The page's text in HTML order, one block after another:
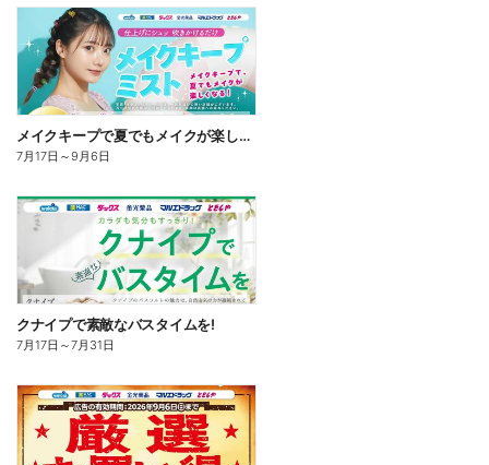
メイクキープで夏でもメイクが楽しくなる!
7月17日 ～9月6日
クナイプで素敵なバスタイムを!
7月17日 ～7月31日